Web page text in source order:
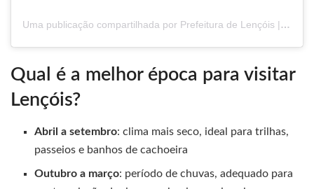
Uma publicação compartilhada por Prefeitura de Lençóis | Chapada Diamantina (@prefeituradelencois)
Qual é a melhor época para visitar
Lençóis?
Abril a setembro: clima mais seco, ideal para trilhas,
passeios e banhos de cachoeira
Outubro a março: período de chuvas, adequado para